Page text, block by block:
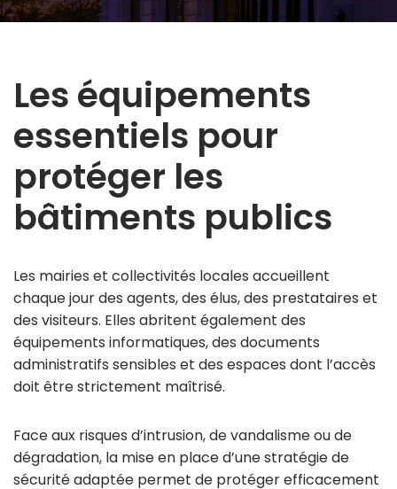
Les équipements
essentiels pour
protéger les
bâtiments publics
Les mairies et collectivités locales accueillent
chaque jour des agents, des élus, des prestataires et
des visiteurs. Elles abritent également des
équipements informatiques, des documents
administratifs sensibles et des espaces dont l’accès
doit être strictement maîtrisé.
Face aux risques d’intrusion, de vandalisme ou de
dégradation, la mise en place d’une stratégie de
sécurité adaptée permet de protéger efficacement